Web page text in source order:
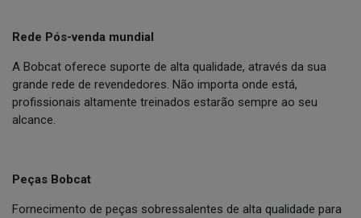
Rede Pós-venda mundial
A Bobcat oferece suporte de alta qualidade, através da sua
grande rede de revendedores. Não importa onde está,
profissionais altamente treinados estarão sempre ao seu
alcance.
Peças Bobcat
Fornecimento de peças sobressalentes de alta qualidade para